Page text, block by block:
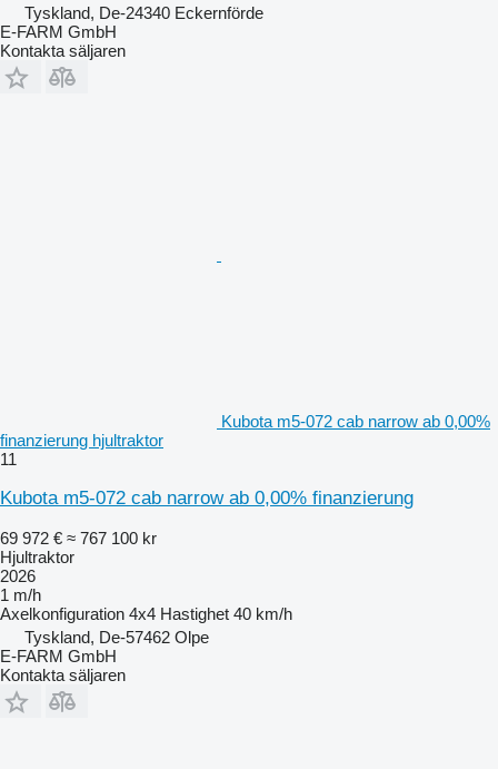
Tyskland, De-24340 Eckernförde
E-FARM GmbH
Kontakta säljaren
Kubota m5-072 cab narrow ab 0,00%
finanzierung hjultraktor
11
Kubota m5-072 cab narrow ab 0,00% finanzierung
69 972 € ≈ 767 100 kr
Hjultraktor
2026
1 m/h
Axelkonfiguration 4x4 Hastighet 40 km/h
Tyskland, De-57462 Olpe
E-FARM GmbH
Kontakta säljaren